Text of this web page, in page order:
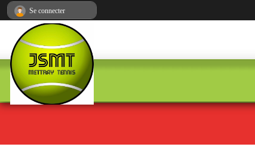
Se connecter
Panneau de gestion des cookies